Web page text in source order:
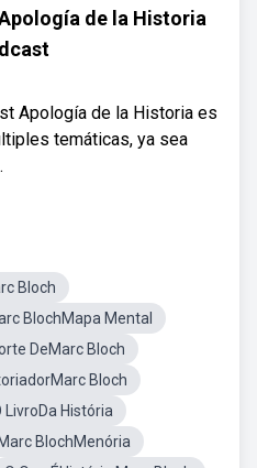
de la Historia
Apología de la Historia es
temáticas, ya sea
Bloch
BlochMapa Mental
DeMarc Bloch
Bloch
LivroDa História
Marc BlochMenória